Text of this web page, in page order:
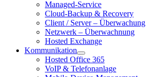
Managed-Service
Cloud-Backup & Recovery
Client / Server – Überwachung
Netzwerk – Überwachnung
Hosted Exchange
Kommunikation
Hosted Office 365
VoIP & Telefonanlage